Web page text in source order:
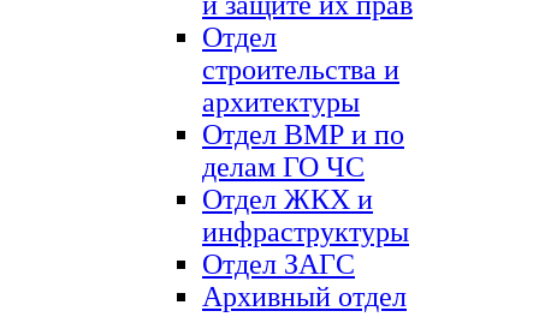
Отдел
строительства и
архитектуры
Отдел ВМР и по
делам ГО ЧС
Отдел ЖКХ и
инфраструктуры
Отдел ЗАГС
Архивный отдел